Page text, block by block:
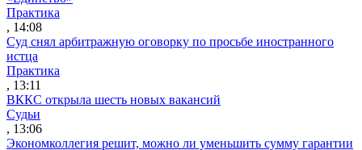
Практика
, 14:08
Суд снял арбитражную оговорку по просьбе иностранного
истца
Практика
, 13:11
ВККС открыла шесть новых вакансий
Судьи
, 13:06
Экономколлегия решит, можно ли уменьшить сумму гарантии